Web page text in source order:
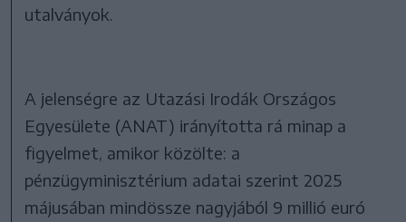
utalványok.
A jelenségre az Utazási Irodák Országos
Egyesülete (ANAT) irányította rá minap a
figyelmet, amikor közölte: a
pénzügyminisztérium adatai szerint 2025
májusában mindössze nagyjából 9 millió euró